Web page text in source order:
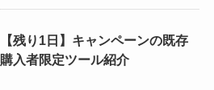
【残り1日】キャンペーンの既存
購入者限定ツール紹介